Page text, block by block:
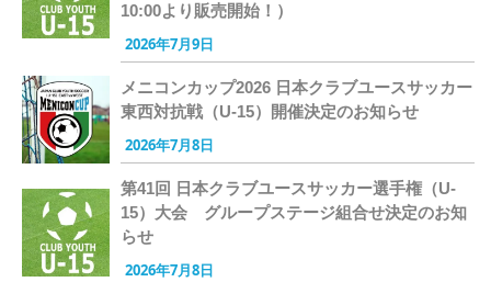
10:00より販売開始！）
2026年7月9日
メニコンカップ2026 日本クラブユースサッカー
東西対抗戦（U-15）開催決定のお知らせ
2026年7月8日
第41回 日本クラブユースサッカー選手権（U-
15）大会 グループステージ組合せ決定のお知
らせ
2026年7月8日